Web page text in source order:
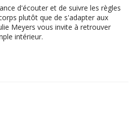
d'écouter et de suivre les règles
plutôt que de s'adapter aux
Meyers vous invite à retrouver
intérieur.